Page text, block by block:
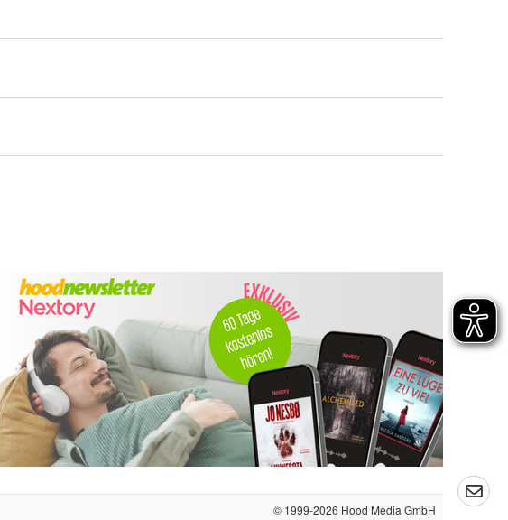
© 1999-2026 Hood Media GmbH